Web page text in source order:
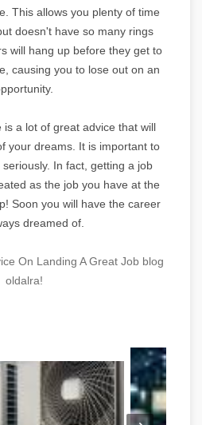
This allows you plenty of time
doesn't have so many rings
will hang up before they get to
causing you to lose out on an
is a lot of great advice that will
your dreams. It is important to
In fact, getting a job
as the job you have at the
Soon you will have the career
dreamed of.
On Landing A Great Job blog
oldalra!